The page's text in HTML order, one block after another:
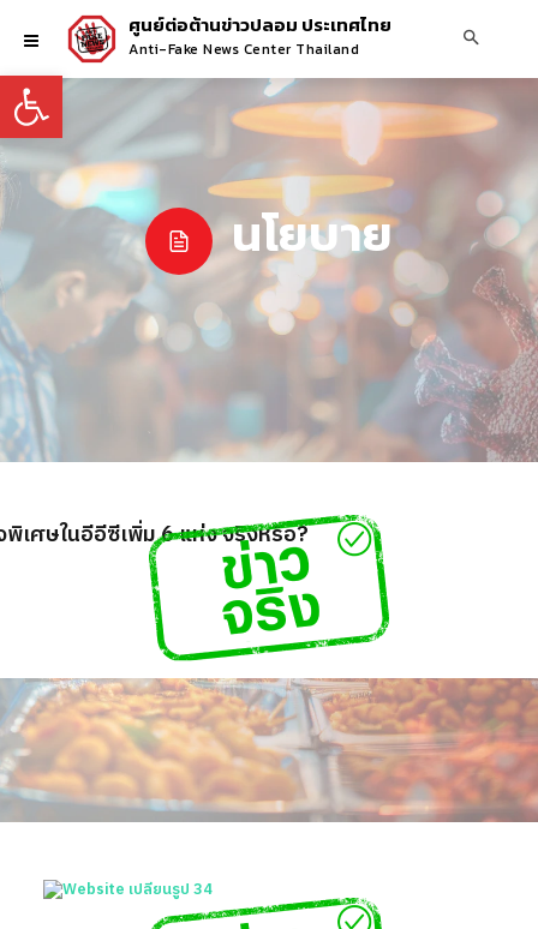
Open toolbar
ศูนย์ต่อต้านข่าวปลอม ประเทศไทย
Anti-Fake News Center Thailand
นโยบาย
เศษในอีอีซีเพิ่ม 6 แห่ง จริงหรือ?